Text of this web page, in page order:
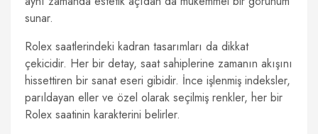
sunar.
Rolex saatlerindeki kadran tasarımları da dikkat
çekicidir. Her bir detay, saat sahiplerine zamanın akışını
hissettiren bir sanat eseri gibidir. İnce işlenmiş indeksler,
parıldayan eller ve özel olarak seçilmiş renkler, her bir
Rolex saatinin karakterini belirler.